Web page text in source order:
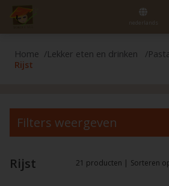
nederlands
Home Lekker eten en drinken
Rijst
Filters weergeven
Rijst 21 producten | Sorteren